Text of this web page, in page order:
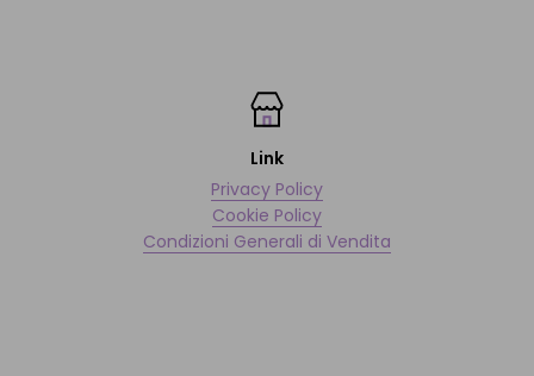
Link
Privacy Policy
Cookie Policy
Condizioni Generali di Vendita